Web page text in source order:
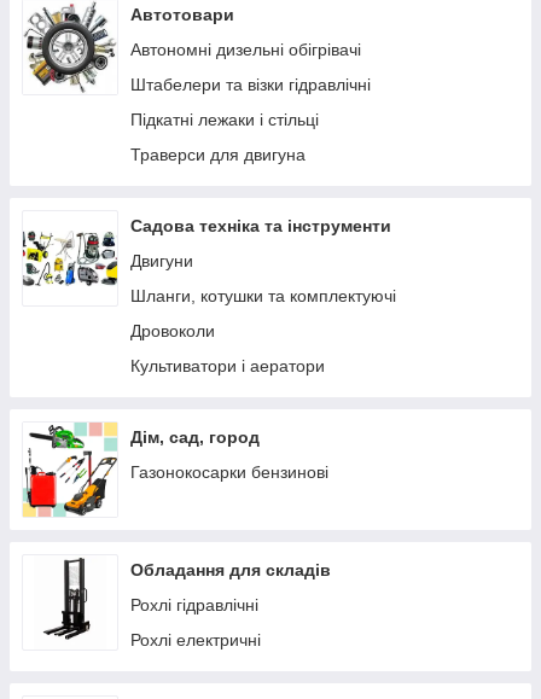
Автотовари
Автономні дизельні обігрівачі
Штабелери та візки гідравлічні
Підкaтні лeжaки і cтільці
Траверси для двигуна
Садова техніка та інструменти
Двигуни
Шланги, котушки та комплектуючі
Дровоколи
Культиватори і аератори
Дім, сад, город
Газонокосарки бензинові
Обладання для складів
Рохлі гідравлічні
Рохлі електричні